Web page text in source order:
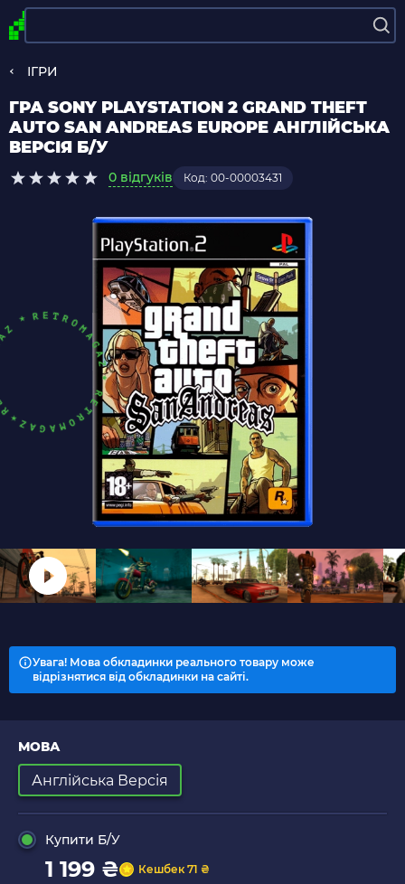
ІГРИ
ГРА SONY PLAYSTATION 2 GRAND THEFT
AUTO SAN ANDREAS EUROPE АНГЛІЙСЬКА
ВЕРСІЯ Б/У
0 відгуків Код: 00-00003431
Увага! Мова обкладинки реального товару може
відрізнятися від обкладинки на сайті.
МОВА
Англійська Версія
Купити Б/У
1 199 ₴ Кешбек 71 ₴